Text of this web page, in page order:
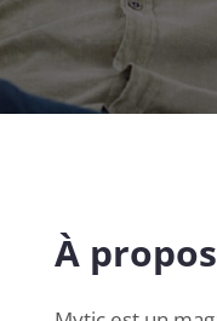
À